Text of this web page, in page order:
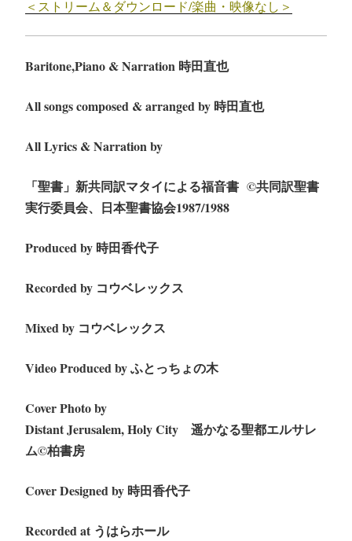
＜ストリーム＆ダウンロード/楽曲・映像なし＞
Baritone,Piano & Narration 時田直也
All songs composed & arranged by 時田直也
All Lyrics & Narration by
「聖書」新共同訳マタイによる福音書 ©︎共同訳聖書
実行委員会、日本聖書協会1987/1988
Produced by 時田香代子
Recorded by コウベレックス
Mixed by コウベレックス
Video Produced by ふとっちょの木
Cover Photo by
Distant Jerusalem, Holy City 遥かなる聖都エルサレ
ム©︎柏書房
Cover Designed by 時田香代子
Recorded at うはらホール